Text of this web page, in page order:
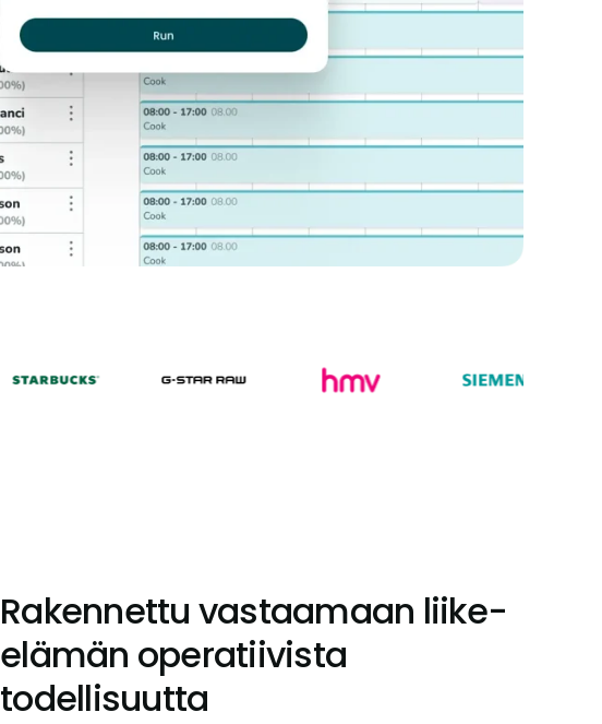
Rakennettu vastaamaan liike-
elämän operatiivista
todellisuutta